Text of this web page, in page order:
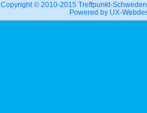
Copyright © 2010-2015 Treffpunkt-
Powered by UX-